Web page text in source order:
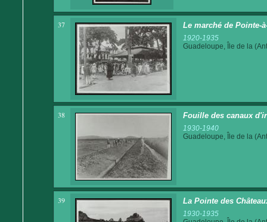
37 Le marché de Pointe-
1920-1935
Guadeloupe, Île de la
38 Fouille des canaux
1930-1940
Guadeloupe, Île de la
39 La Pointe des
1930-1935